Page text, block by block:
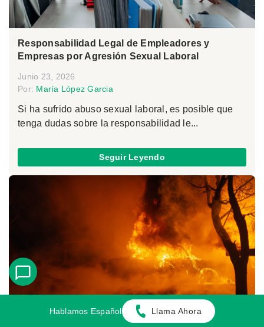
Responsabilidad Legal de Empleadores y
Empresas por Agresión Sexual Laboral
Junio 23, 2026
Por: María López Garcia
Si ha sufrido abuso sexual laboral, es posible que
tenga dudas sobre la responsabilidad le...
Seguir Leyendo
Hablamos Español Llama Ahora